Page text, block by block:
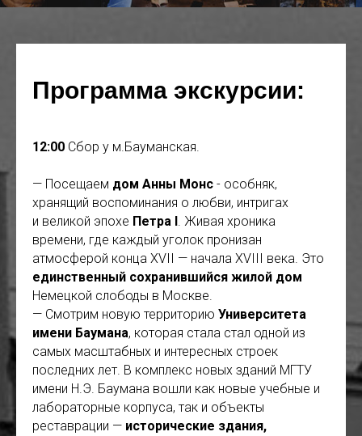
Программа экскурсии:
12:00 Сбор у м.Бауманская.
— Посещаем дом Анны Монс - особняк,
хранящий воспоминания о любви, интригах
и великой эпохе Петра I . Живая хроника
времени, где каждый уголок пронизан
атмосферой конца XVII — начала XVIII века. Это
единственный сохранившийся жилой дом
Немецкой слободы в Москве.
— Смотрим новую территорию Университета
имени Баумана, которая стала стал одной из
самых масштабных и интересных строек
последних лет. В комплекс новых зданий МГТУ
имени Н.Э. Баумана вошли как новые учебные и
лабораторные корпуса, так и объекты
реставрации — исторические здания,